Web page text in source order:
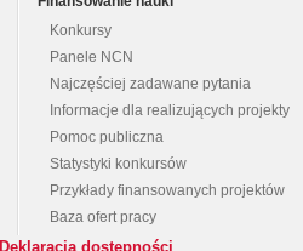
Konkursy
Panele NCN
Najczęściej zadawane pytania
Informacje dla realizujących projekty
Pomoc publiczna
Statystyki konkursów
Przykłady finansowanych projektów
Baza ofert pracy
Deklaracja dostępności